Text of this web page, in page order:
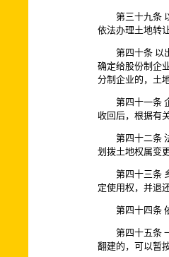
第三十九条 以
依法办理土地转
第四十条 以出
确定给股份制企
分制企业的，土
第四十一条 企
收回后，根据有
第四十二条 法
划拨土地权属变
第四十三条 乡
定使用权，并退
第四十四条 依
第四十五条 一
翻建的，可以暂